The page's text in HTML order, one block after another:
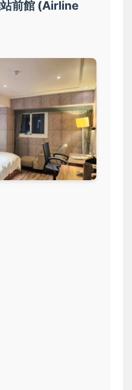
前館 (Airline